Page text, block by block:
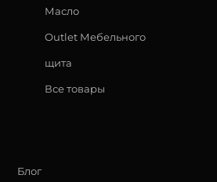
Масло
Outlet Мебельного
щита
Все товары
Блог